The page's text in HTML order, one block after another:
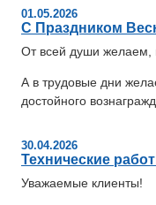
01.05.2026
С Праздником
От всей души желаем,
А в трудовые дни
достойного
30.04.2026
Технические
Уважаемые клиенты!